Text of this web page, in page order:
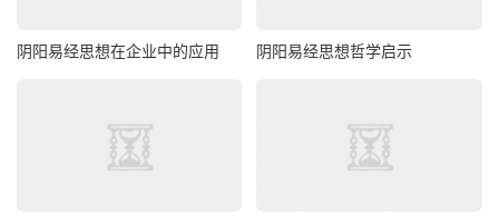
阴阳易经思想在企业中的应用 阴阳易经思想哲学启示